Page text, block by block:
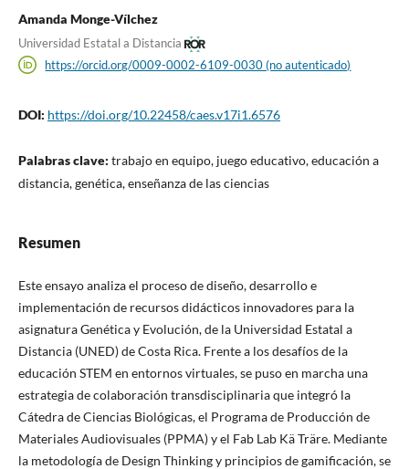
Amanda Monge-Vílchez
Universidad Estatal a Distancia
https://orcid.org/0009-0002-6109-0030 (no autenticado)
DOI: https://doi.org/10.22458/caes.v17i1.6576
Palabras clave: trabajo en equipo, juego educativo, educación a
distancia, genética, enseñanza de las ciencias
Resumen
Este ensayo analiza el proceso de diseño, desarrollo e
implementación de recursos didácticos innovadores para la
asignatura Genética y Evolución, de la Universidad Estatal a
Distancia (UNED) de Costa Rica. Frente a los desafíos de la
educación STEM en entornos virtuales, se puso en marcha una
estrategia de colaboración transdisciplinaria que integró la
Cátedra de Ciencias Biológicas, el Programa de Producción de
Materiales Audiovisuales (PPMA) y el Fab Lab Kä Träre. Mediante
la metodología de Design Thinking y principios de gamificación, se